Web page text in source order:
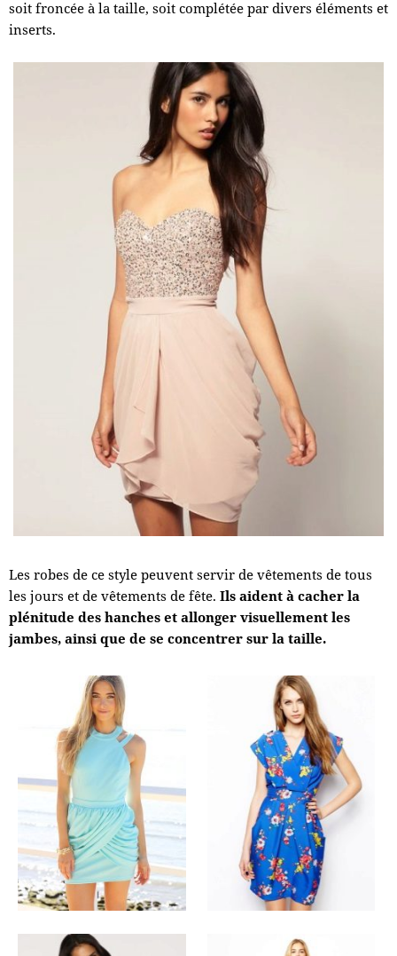
soit froncée à la taille, soit complétée par divers éléments et
inserts.
Les robes de ce style peuvent servir de vêtements de tous
les jours et de vêtements de fête. Ils aident à cacher la
plénitude des hanches et allonger visuellement les
jambes, ainsi que de se concentrer sur la taille.